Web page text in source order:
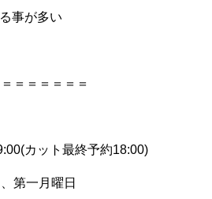
事が多い
＝＝＝＝＝＝
カット最終予約18:00)
第一月曜日